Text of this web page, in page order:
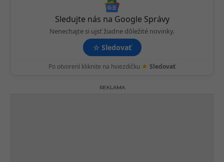
Sledujte nás na Google Správy
Nenechajte si ujsť žiadne dôležité novinky.
☆ Sledovať
Po otvorení kliknite na hviezdičku ★ Sledovať
REKLAMA